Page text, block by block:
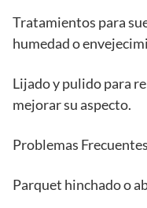
Tratamientos para
humedad o
Lijado y pulido para
mejorar su aspecto.
Problemas
Parquet hinchado o